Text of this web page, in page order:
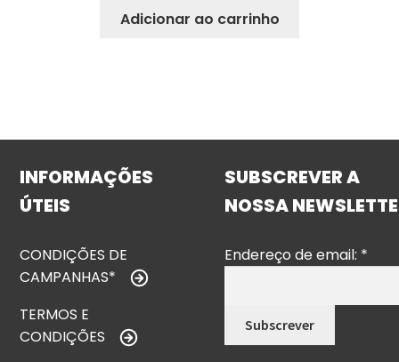
Adicionar ao carrinho
INFORMAÇÕES
ÚTEIS
CONDIÇÕES DE
CAMPANHAS*
TERMOS E
CONDIÇÕES
SUBSCREVER A
NOSSA
Endereço de email: *